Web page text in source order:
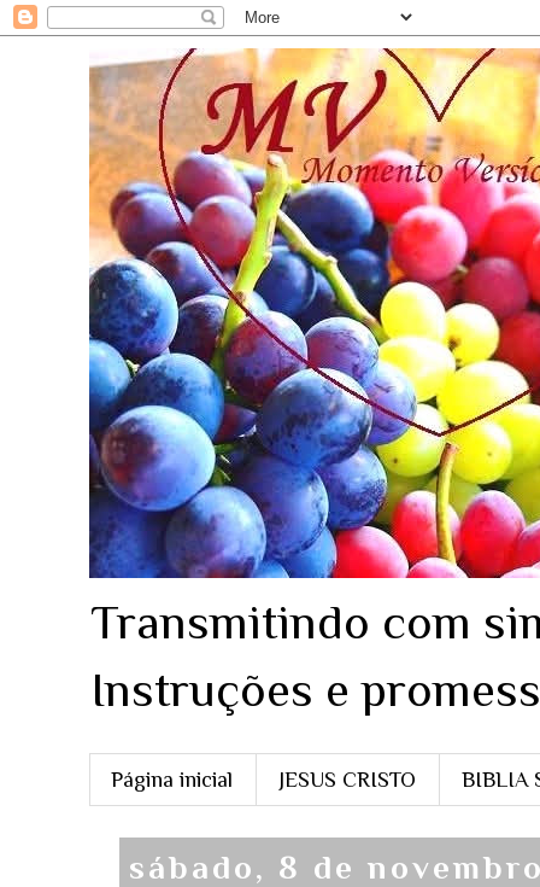
Transmitindo com
Instruções e
Página inicial JESUS CRISTO BIBLIA
sábado, 8 de